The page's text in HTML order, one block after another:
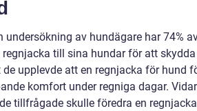
undersökning av hundägare har 74%
regnjacka till sina hundar för att
de upplevde att en regnjacka för hund
komfort under regniga dagar.
tillfrågade skulle föredra en